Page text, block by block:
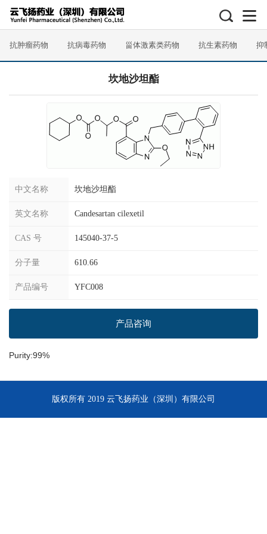
抗肿瘤药物 抗病毒药物 甾体激素类药物 抗生素药物 抑
坎地沙坦酯
中文名称 坎地沙坦酯
英文名称 Candesartan cilexetil
CAS 号 145040-37-5
分子量 610.66
产品编号 YFC008
产品咨询
Purity:99%
版权所有 2019 云飞扬药业（深圳）有限公司